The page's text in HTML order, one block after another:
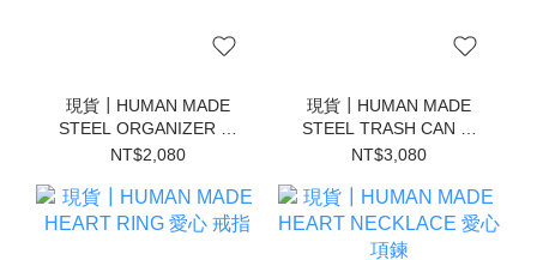
現貨┃HUMAN MADE
STEEL ORGANIZER 愛
心 鋼製 收納盒
NT$2,080
現貨┃HUMAN MADE
STEEL TRASH CAN 愛
心 鋼製 垃圾桶
NT$3,080